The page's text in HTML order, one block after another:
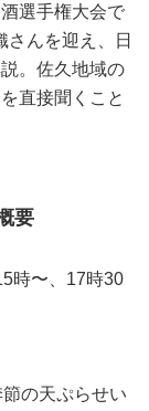
選手権大会で
さんを迎え、日
。佐久地域の
直接聞くこと
要
時〜、17時30
の天ぷらせい